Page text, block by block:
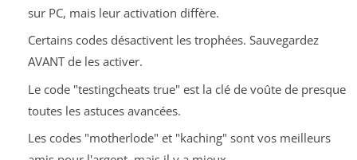
sur PC, mais leur activation diffère.
Certains codes désactivent les trophées. Sauvegardez
AVANT de les activer.
Le code "testingcheats true" est la clé de voûte de presque
toutes les astuces avancées.
Les codes "motherlode" et "kaching" sont vos meilleurs